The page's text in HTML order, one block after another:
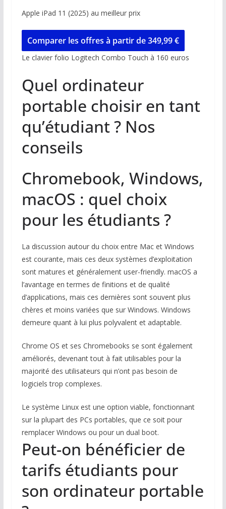
Apple iPad 11 (2025) au meilleur prix
Comparer les offres à partir de 349,99 €
Le clavier folio Logitech Combo Touch à 160 euros
Quel ordinateur
portable choisir en tant
qu’étudiant ? Nos
conseils
Chromebook, Windows,
macOS : quel choix
pour les étudiants ?
La discussion autour du choix entre Mac et Windows
est courante, mais ces deux systèmes d’exploitation
sont matures et généralement user-friendly. macOS a
l’avantage en termes de finitions et de qualité
d’applications, mais ces dernières sont souvent plus
chères et moins variées que sur Windows. Windows
demeure quant à lui plus polyvalent et adaptable.
Chrome OS et ses Chromebooks se sont également
améliorés, devenant tout à fait utilisables pour la
majorité des utilisateurs qui n’ont pas besoin de
logiciels trop complexes.
Le système Linux est une option viable, fonctionnant
sur la plupart des PCs portables, que ce soit pour
remplacer Windows ou pour un dual boot.
Peut-on bénéficier de
tarifs étudiants pour
son ordinateur portable